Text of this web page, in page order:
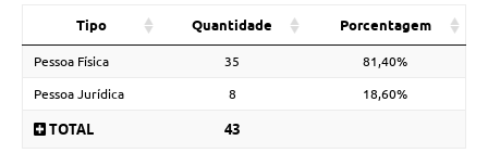
Tipo Quantidade Porcentagem
Pessoa Física 35 81,40%
Pessoa Jurídica 8 18,60%
TOTAL 43